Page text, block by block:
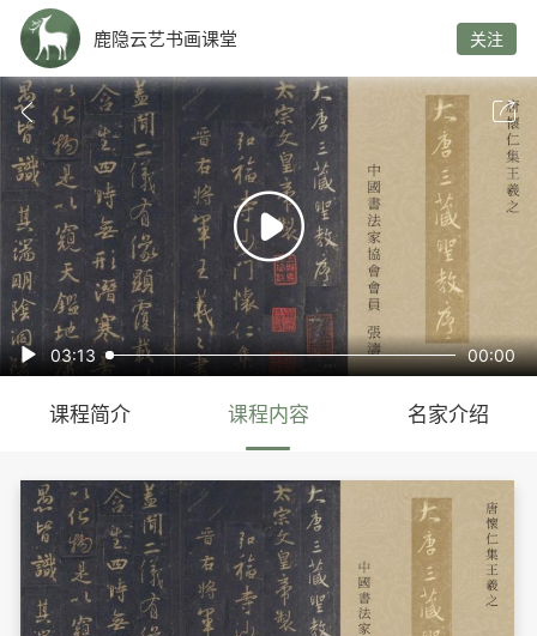
鹿隐云艺书画课堂 关注

 03:13 00:00
 
课程简介 课程内容 名家介绍